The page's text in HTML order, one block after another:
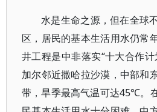
水是生命之源，但在全球
区，居民的基本生活用水仍常
井工程是中非落实“十大合作
加尔邻近撒哈拉沙漠，中部和
带，旱季最高气温可达45℃。